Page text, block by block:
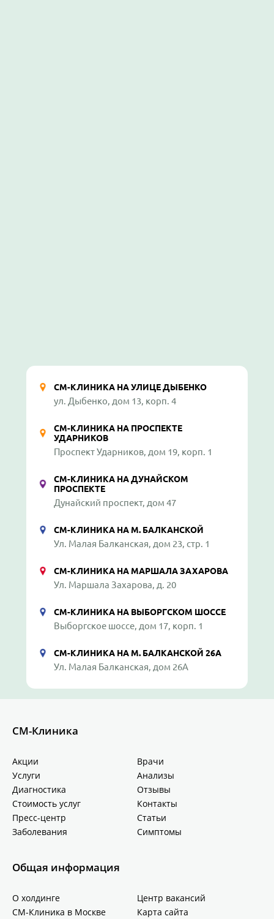
СМ-КЛИНИКА НА УЛИЦЕ ДЫБЕНКО
ул. Дыбенко, дом 13, корп. 4
СМ-КЛИНИКА НА ПРОСПЕКТЕ
УДАРНИКОВ
Проспект Ударников, дом 19, корп. 1
СМ-КЛИНИКА НА ДУНАЙСКОМ
ПРОСПЕКТЕ
Дунайский проспект, дом 47
СМ-КЛИНИКА НА М. БАЛКАНСКОЙ
Ул. Малая Балканская, дом 23, стр. 1
СМ-КЛИНИКА НА МАРШАЛА ЗАХАРОВА
Ул. Маршала Захарова, д. 20
СМ-КЛИНИКА НА ВЫБОРГСКОМ ШОССЕ
Выборгское шоссе, дом 17, корп. 1
СМ-КЛИНИКА НА М. БАЛКАНСКОЙ 26А
Ул. Малая Балканская, дом 26А
СМ-Клиника
Акции
Врачи
Услуги
Анализы
Диагностика
Отзывы
Стоимость услуг
Контакты
Пресс-центр
Статьи
Заболевания
Симптомы
Общая информация
О холдинге
Центр вакансий
СМ-Клиника в Москве
Карта сайта